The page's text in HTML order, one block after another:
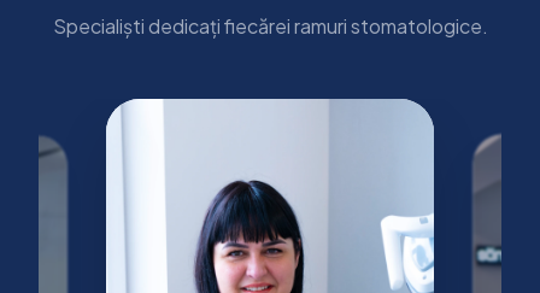
Specialiști dedicați fiecărei ramuri stomatologice.